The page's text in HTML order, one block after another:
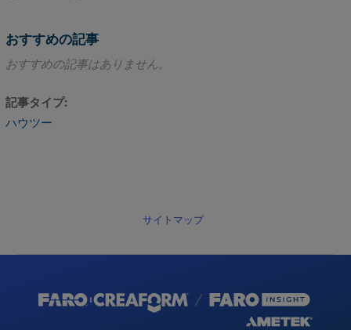
おすすめの記事
おすすめの記事はありません。
記事タイプ
ハウツー
サイトマップ